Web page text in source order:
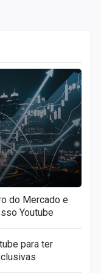
do Mercado e
Youtube
para ter